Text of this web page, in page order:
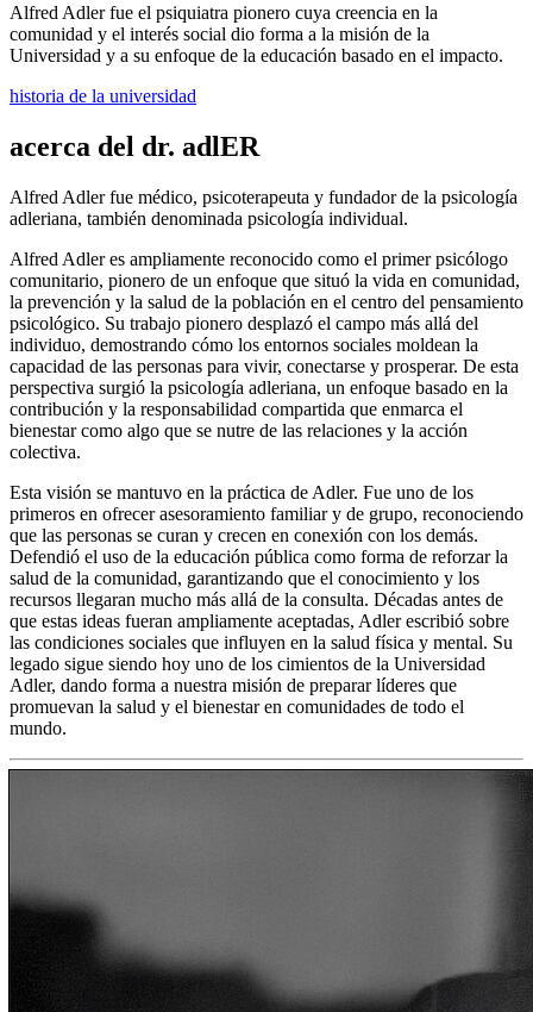
Alfred Adler fue el psiquiatra pionero cuya creencia en la
comunidad y el interés social dio forma a la misión de la
Universidad y a su enfoque de la educación basado en el impacto.
historia de la universidad
acerca del dr. adlER
Alfred Adler fue médico, psicoterapeuta y fundador de la psicología
adleriana, también denominada psicología individual.
Alfred Adler es ampliamente reconocido como el primer psicólogo
comunitario, pionero de un enfoque que situó la vida en comunidad,
la prevención y la salud de la población en el centro del pensamiento
psicológico. Su trabajo pionero desplazó el campo más allá del
individuo, demostrando cómo los entornos sociales moldean la
capacidad de las personas para vivir, conectarse y prosperar. De esta
perspectiva surgió la psicología adleriana, un enfoque basado en la
contribución y la responsabilidad compartida que enmarca el
bienestar como algo que se nutre de las relaciones y la acción
colectiva.
Esta visión se mantuvo en la práctica de Adler. Fue uno de los
primeros en ofrecer asesoramiento familiar y de grupo, reconociendo
que las personas se curan y crecen en conexión con los demás.
Defendió el uso de la educación pública como forma de reforzar la
salud de la comunidad, garantizando que el conocimiento y los
recursos llegaran mucho más allá de la consulta. Décadas antes de
que estas ideas fueran ampliamente aceptadas, Adler escribió sobre
las condiciones sociales que influyen en la salud física y mental. Su
legado sigue siendo hoy uno de los cimientos de la Universidad
Adler, dando forma a nuestra misión de preparar líderes que
promuevan la salud y el bienestar en comunidades de todo el
mundo.